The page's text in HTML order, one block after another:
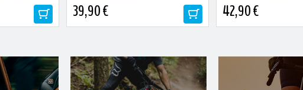
39,90 € 42,90 €